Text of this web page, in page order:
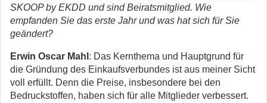
SKOOP by EKDD und sind Beiratsmitglied. Wie
empfanden Sie das erste Jahr und was hat sich für Sie
geändert?
Erwin Oscar Mahl : Das Kernthema und Hauptgrund für
die Gründung des Einkaufsverbundes ist aus meiner Sicht
voll erfüllt. Denn die Preise, insbesondere bei den
Bedruckstoffen, haben sich für alle Mitglieder verbessert.